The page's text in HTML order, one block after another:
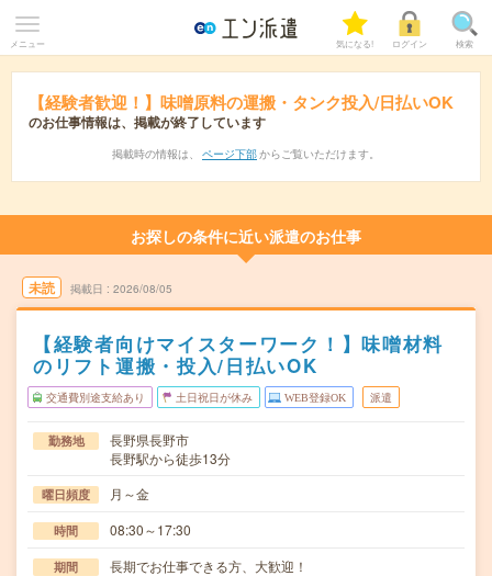
メニュー 気になる! ログイン 検索
【経験者歓迎！】味噌原料の運搬・タンク投入/日払いOK
のお仕事情報は、掲載が終了しています
掲載時の情報は、 ページ下部 からご覧いただけます。
お探しの条件に近い派遣のお仕事
未読 掲載日 2026/08/05
【経験者向けマイスターワーク！】味噌材料
のリフト運搬・投入/日払いOK
交通費別途支給あり 土日祝日が休み WEB登録OK 派遣
勤務地
長野県長野市
長野駅から徒歩13分
曜日頻度 月～金
時間 08:30～17:30
期間 長期でお仕事できる方、大歓迎！